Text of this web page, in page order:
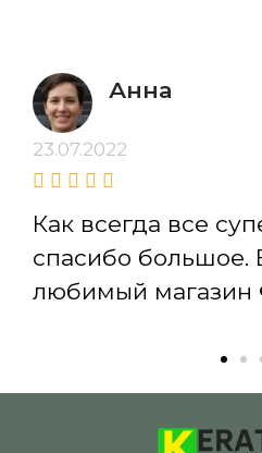
Анна
23.07.2022
Как всегда все
спасибо
любимый